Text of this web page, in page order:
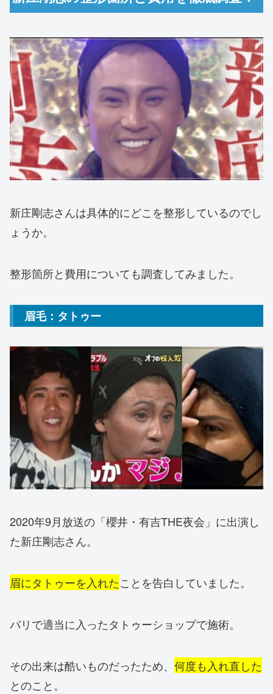
新庄剛志さんは具体的にどこを整形しているのでし
ょうか。
整形箇所と費用についても調査してみました。
眉毛：タトゥー
2020年9月放送の「櫻井・有吉THE夜会」に出演し
た新庄剛志さん。
眉にタトゥーを入れたことを告白していました。
バリで適当に入ったタトゥーショップで施術。
その出来は酷いものだったため、 何度も入れ直した
とのこと。